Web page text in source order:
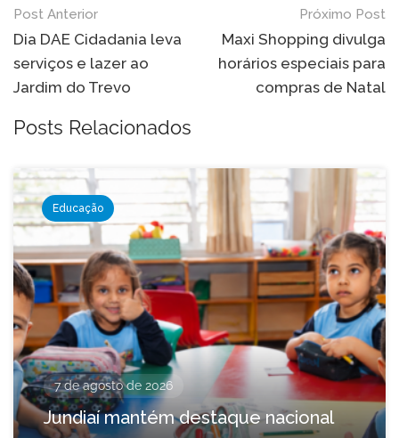
Navegação
de
Post
Post Anterior
Dia DAE Cidadania leva
serviços e lazer ao
Jardim do Trevo
Próximo Post
Maxi Shopping divulga
horários especiais para
compras de Natal
Posts Relacionados
Educação
7 de agosto de 2026
Jundiaí mantém destaque nacional